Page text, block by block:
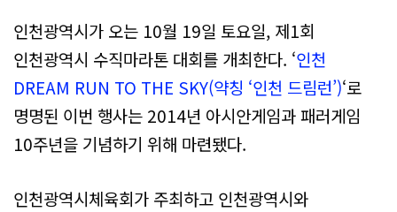
인천광역시가 오는 10월 19일 토요일, 제1회
인천광역시 수직마라톤 대회를 개최한다. ‘인천
DREAM RUN TO THE SKY(약칭 ‘인천 드림런’)‘로
명명된 이번 행사는 2014년 아시안게임과 패러게임
10주년을 기념하기 위해 마련됐다.
인천광역시체육회가 주최하고 인천광역시와